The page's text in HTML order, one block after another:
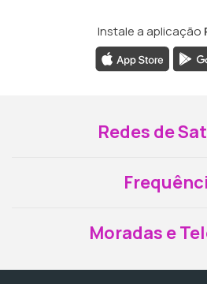
Instale a aplicação
Redes de
Moradas e